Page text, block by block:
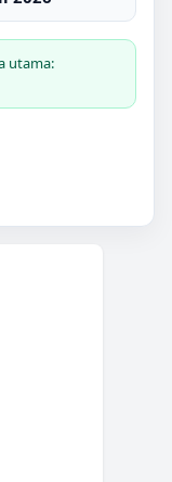
utama: